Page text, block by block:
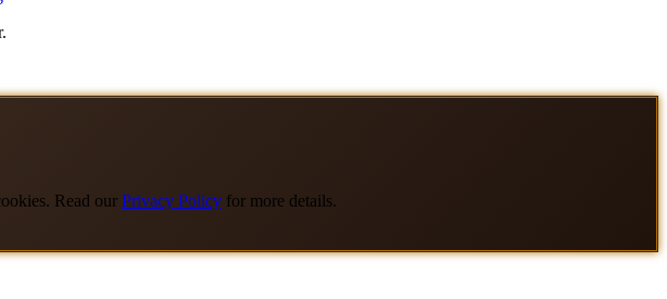
Read our Privacy Policy for more details.